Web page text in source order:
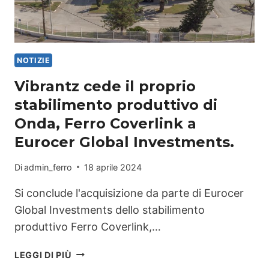
NOTIZIE
Vibrantz cede il proprio
stabilimento produttivo di
Onda, Ferro Coverlink a
Eurocer Global Investments.
Diadmin_ferro 18 aprile 2024
Si conclude l'acquisizione da parte di Eurocer
Global Investments dello stabilimento
produttivo Ferro Coverlink,…
LEGGI DI PIÙ VIBRANTZ